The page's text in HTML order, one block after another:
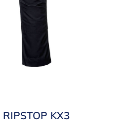
KX3